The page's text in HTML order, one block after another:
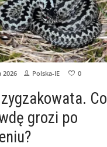
2026 Polska-IE 0
Co
grozi po